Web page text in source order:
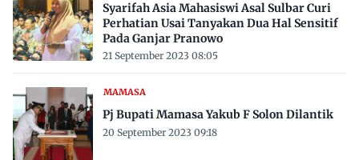
Syarifah Asia Mahasiswi Asal Sulbar Curi
Perhatian Usai Tanyakan Dua Hal Sensitif
Pada Ganjar Pranowo
21 September 2023 08:05
MAMASA
Pj Bupati Mamasa Yakub F Solon Dilantik
20 September 2023 09:18